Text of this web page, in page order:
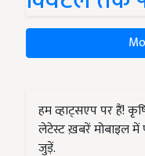
हम व्हाट्सएप पर हैं!
लेटेस्ट ख़बरें मोबाइल में
जुड़ें.